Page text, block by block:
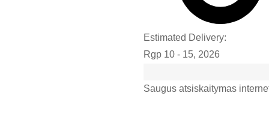
Estimated Delivery:
Rgp 10 - 15, 2026
Saugus atsiskaitymas